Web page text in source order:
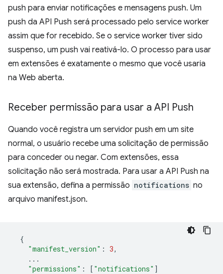
push para enviar notificações e mensagens push. Um
push da API Push será processado pelo service worker
assim que for recebido. Se o service worker tiver sido
suspenso, um push vai reativá-lo. O processo para usar
em extensões é exatamente o mesmo que você usaria
na Web aberta.
Receber permissão para usar a API Push
Quando você registra um servidor push em um site
normal, o usuário recebe uma solicitação de permissão
para conceder ou negar. Com extensões, essa
solicitação não será mostrada. Para usar a API Push na
sua extensão, defina a permissão notifications no
arquivo manifest.json.
{
"manifest_version" : 3,
...
"permissions" : [ "notifications" ]